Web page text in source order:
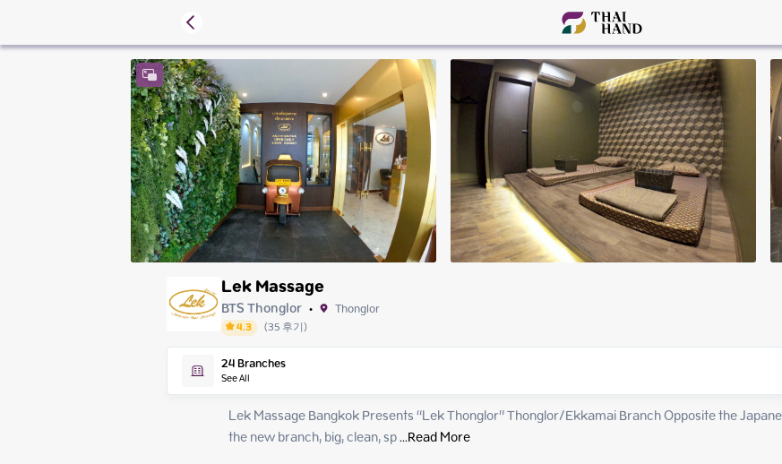
Lek Massage
BTS Thonglor • Thonglor
4.3 (35후기)
Friday
Saturday
Sunday
Monday
Tuesday
Wednesday
24Branches
See All
Lek Massage Bangkok Presents “Lek Thonglor” Thonglor/Ekkamai Branch Opposite the
the new branch, big, clean, sp ...Read More